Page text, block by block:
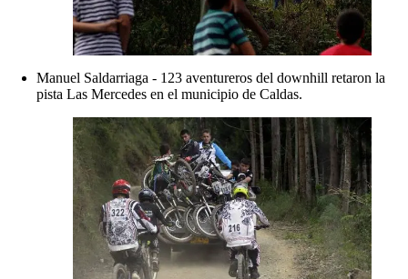
Manuel Saldarriaga - 123 aventureros del downhill retaron la
pista Las Mercedes en el municipio de Caldas.